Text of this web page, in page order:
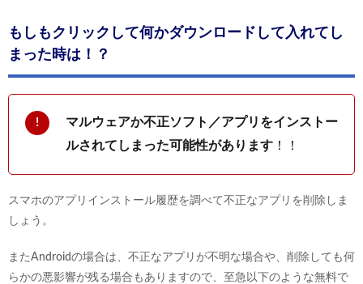
もしもクリックして何かダウンロードして入れてし
まった時は！？
マルウェアか不正ソフト／アプリをインストー
ルされてしまった可能性があります ！！
スマホのアプリインストール履歴を調べて不正なアプリを削除しま
しょう。
またAndroidの場合は、不正なアプリが不明な場合や、削除しても何
らかの悪影響が残る場合もありますので、至急以下のような無料で